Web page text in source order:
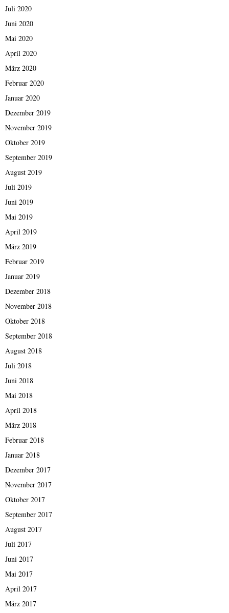
Juli 2020
Juni 2020
Mai 2020
April 2020
März 2020
Februar 2020
Januar 2020
Dezember 2019
November 2019
Oktober 2019
September 2019
August 2019
Juli 2019
Juni 2019
Mai 2019
April 2019
März 2019
Februar 2019
Januar 2019
Dezember 2018
November 2018
Oktober 2018
September 2018
August 2018
Juli 2018
Juni 2018
Mai 2018
April 2018
März 2018
Februar 2018
Januar 2018
Dezember 2017
November 2017
Oktober 2017
September 2017
August 2017
Juli 2017
Juni 2017
Mai 2017
April 2017
März 2017